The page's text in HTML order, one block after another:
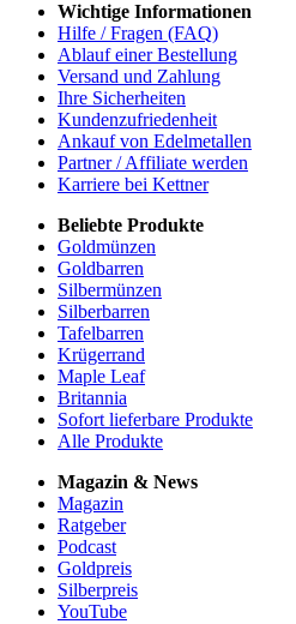
Wichtige Informationen
Hilfe / Fragen (FAQ)
Ablauf einer Bestellung
Versand und Zahlung
Ihre Sicherheiten
Kundenzufriedenheit
Ankauf von Edelmetallen
Partner / Affiliate werden
Karriere bei Kettner
Beliebte Produkte
Goldmünzen
Goldbarren
Silbermünzen
Silberbarren
Tafelbarren
Krügerrand
Maple Leaf
Britannia
Sofort lieferbare Produkte
Alle Produkte
Magazin & News
Magazin
Ratgeber
Podcast
Goldpreis
Silberpreis
YouTube